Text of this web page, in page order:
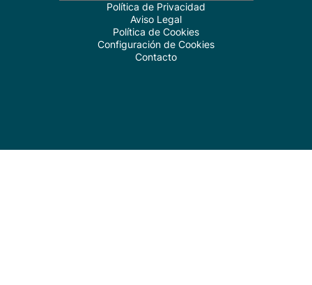
Política de Privacidad
Aviso Legal
Política de Cookies
Configuración de Cookies
Contacto